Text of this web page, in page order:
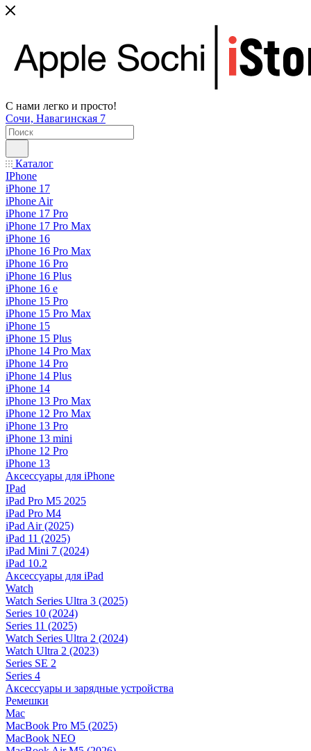
С нами легко и просто!
Сочи, Навагинская 7
Каталог
IPhone
iPhone 17
iPhone Air
iPhone 17 Pro
iPhone 17 Pro Max
iPhone 16
iPhone 16 Pro Max
iPhone 16 Pro
iPhone 16 Plus
iPhone 16 e
iPhone 15 Pro
iPhone 15 Pro Max
iPhone 15
iPhone 15 Plus
iPhone 14 Pro Max
iPhone 14 Pro
iPhone 14 Plus
iPhone 14
iPhone 13 Pro Max
iPhone 12 Pro Max
iPhone 13 Pro
iPhone 13 mini
iPhone 12 Pro
iPhone 13
Аксессуары для iPhone
IPad
iPad Pro M5 2025
iPad Pro M4
iPad Air (2025)
iPad 11 (2025)
iPad Mini 7 (2024)
iPad 10.2
Аксессуары для iPad
Watch
Watch Series Ultra 3 (2025)
Series 10 (2024)
Series 11 (2025)
Watch Series Ultra 2 (2024)
Watch Ultra 2 (2023)
Series SE 2
Series 4
Аксессуары и зарядные устройства
Ремешки
Mac
MacBook Pro M5 (2025)
MacBook NEO